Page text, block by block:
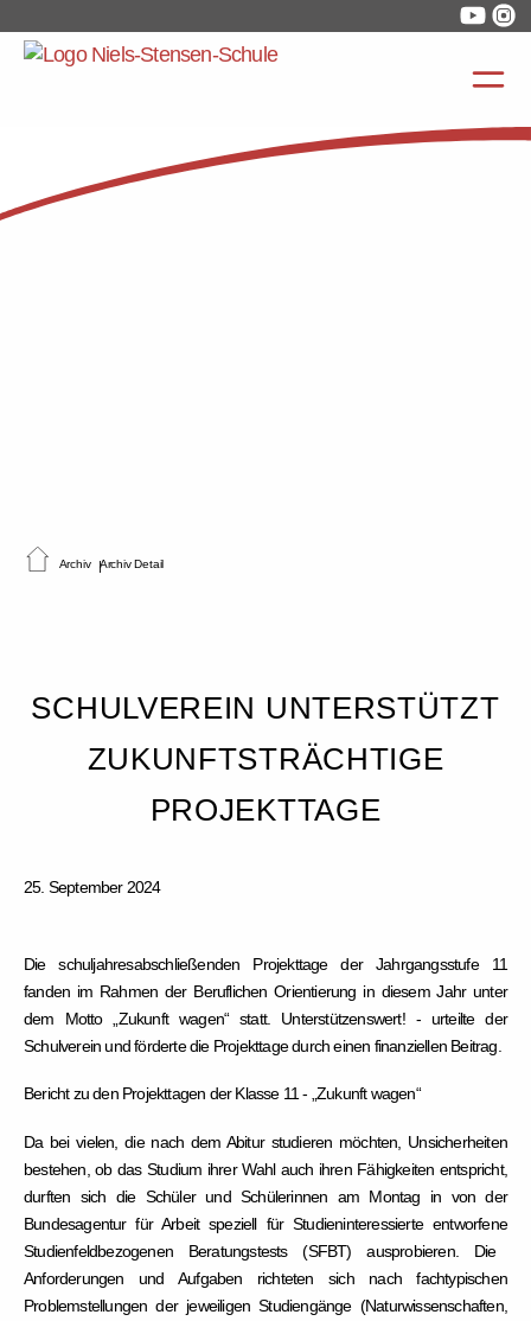
Archiv Archiv Detail
SCHULVEREIN UNTERSTÜTZT
ZUKUNFTSTRÄCHTIGE
PROJEKTTAGE
25. September 2024
Die schuljahresabschließenden Projekttage der Jahrgangsstufe 11
fanden im Rahmen der Beruflichen Orientierung in diesem Jahr unter
dem Motto „Zukunft wagen“ statt. Unterstützenswert! - urteilte der
Schulverein und förderte die Projekttage durch einen finanziellen Beitrag.
Bericht zu den Projekttagen der Klasse 11 - „Zukunft wagen“
Da bei vielen, die nach dem Abitur studieren möchten, Unsicherheiten
bestehen, ob das Studium ihrer Wahl auch ihren Fähigkeiten entspricht,
durften sich die Schüler und Schülerinnen am Montag in von der
Bundesagentur für Arbeit speziell für Studieninteressierte entworfene
Studienfeldbezogenen Beratungstests (SFBT) ausprobieren. Die
Anforderungen und Aufgaben richteten sich nach fachtypischen
Problemstellungen der jeweiligen Studiengänge (Naturwissenschaften,